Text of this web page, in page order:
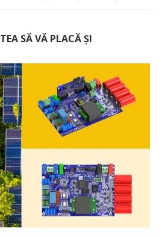
SĂ VĂ PLACĂ ȘI